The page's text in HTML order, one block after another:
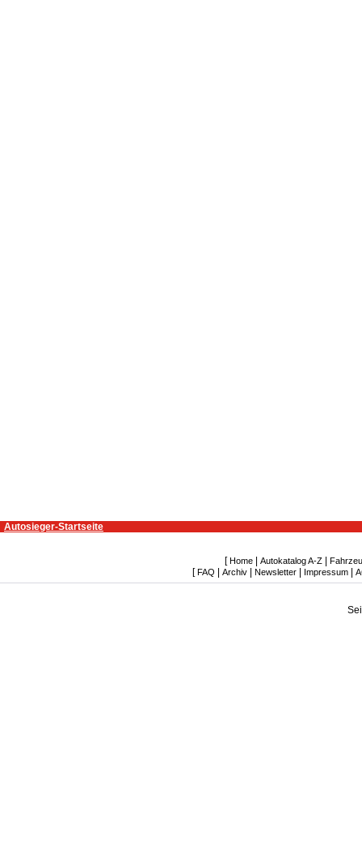
Autosieger-Startseite
[ Home Autokatalog A-Z
[ FAQ Archiv| Newsletter| Impressum|